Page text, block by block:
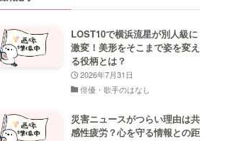
LOST10で横浜流星が別人級に
激変！美形をそこまで姿を変え
る役柄とは？
2026年7月31日
俳優・歌手のはなし
災害ニュースがつらい理由は共
感性疲労？心を守る情報との距